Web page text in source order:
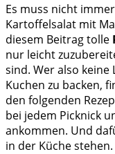
Es muss nicht
Kartoffelsalat mit
diesem Beitrag tolle
nur leicht
sind. Wer also
Kuchen zu backen,
den folgenden
bei jedem Picknick
ankommen. Und
in der Küche stehen.